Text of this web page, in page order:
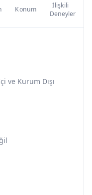
Konum
İlişkili
Deneyler
ve Kurum Dışı